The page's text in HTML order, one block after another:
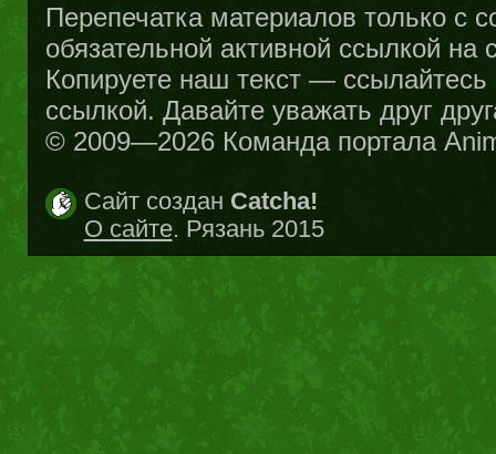
Перепечатка материалов только с
обязательной активной ссылкой на
Копируете наш текст —
ссылкой. Давайте уважать друг
© 2009—2026 Команда портала
Сайт создан Catcha!
О сайте. Рязань 2015